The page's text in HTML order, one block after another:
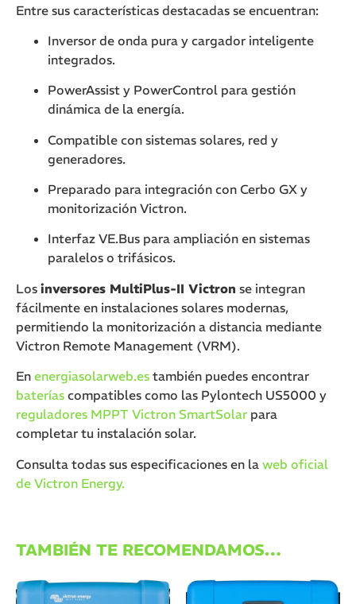
Entre sus características destacadas se encuentran:
Inversor de onda pura y cargador inteligente
integrados.
PowerAssist y PowerControl para gestión
dinámica de la energía.
Compatible con sistemas solares, red y
generadores.
Preparado para integración con Cerbo GX y
monitorización Victron.
Interfaz VE.Bus para ampliación en sistemas
paralelos o trifásicos.
Los inversores MultiPlus-II Victron se integran
fácilmente en instalaciones solares modernas,
permitiendo la monitorización a distancia mediante
Victron Remote Management (VRM).
En energiasolarweb.es también puedes encontrar
baterías compatibles como las Pylontech US5000 y
reguladores MPPT Victron SmartSolar para
completar tu instalación solar.
Consulta todas sus especificaciones en la web oficial
de Victron Energy.
TAMBIÉN TE RECOMENDAMOS…